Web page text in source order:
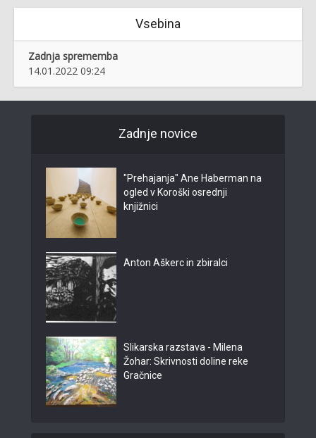
Vsebina
Zadnja sprememba
14.01.2022 09:24
Zadnje novice
"Prehajanja" Ane Haberman na
ogled v Koroški osrednji
knjižnici
Anton Aškerc in zbiralci
Slikarska razstava - Milena
Žohar: Skrivnosti doline reke
Gračnice